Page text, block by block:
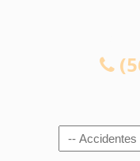
Navigation